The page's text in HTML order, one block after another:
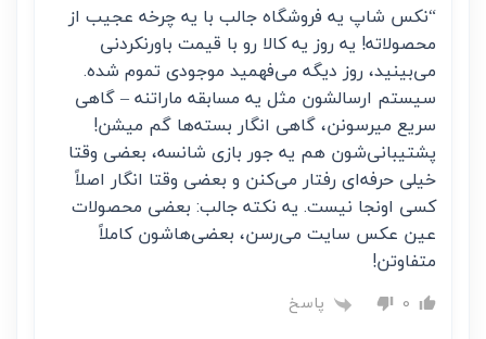
“نکس شاپ یه فروشگاه جالب با یه چرخه عجیب از
محصولاته! یه روز یه کالا رو با قیمت باورنکردنی
می‌بینید، روز دیگه می‌فهمید موجودی تموم شده.
سیستم ارسالشون مثل یه مسابقه ماراتنه – گاهی
سریع میرسونن، گاهی انگار بسته‌ها گم میشن!
پشتیبانی‌شون هم یه جور بازی شانسه، بعضی وقتا
خیلی حرفه‌ای رفتار می‌کنن و بعضی وقتا انگار اصلاً
کسی اونجا نیست. یه نکته جالب: بعضی محصولات
عین عکس سایت می‌رسن، بعضی‌هاشون کاملاً
متفاوتن!
0 پاسخ